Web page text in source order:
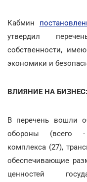
Кабмин
утвердил
собственности,
экономики и
ВЛИЯНИЕ НА БИЗНЕС:
В перечень вошли
обороны (всего -
комплекса (27),
обеспечивающие
ценностей